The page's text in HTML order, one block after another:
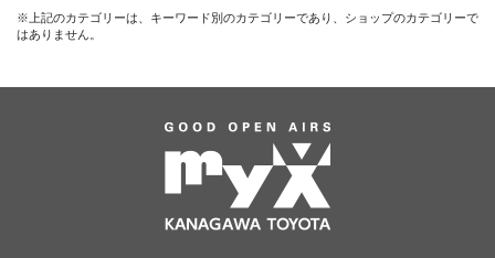
※上記のカテゴリーは、キーワード別のカテゴリーであり、ショップのカテゴリーで
はありません。